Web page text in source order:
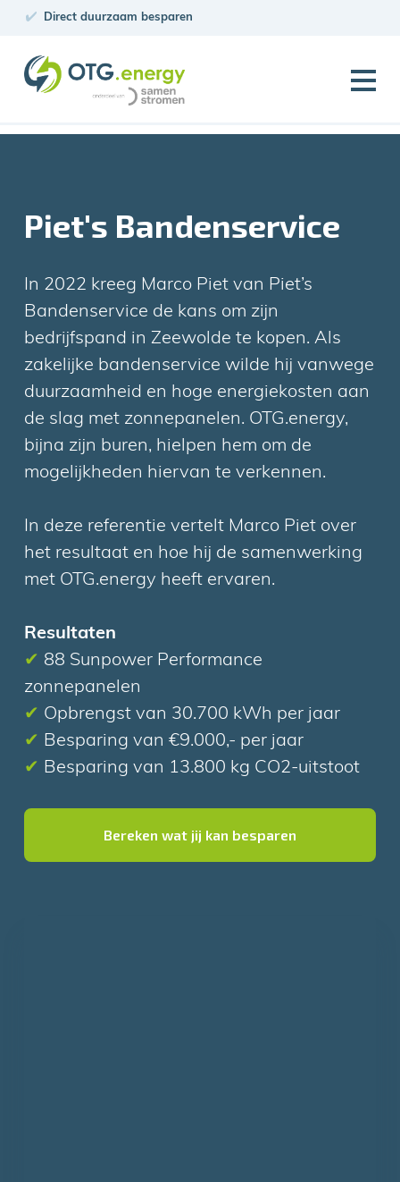
Direct duurzaam besparen
Piet's Bandenservice
In 2022 kreeg Marco Piet van Piet’s
Bandenservice de kans om zijn
bedrijfspand in Zeewolde te kopen. Als
zakelijke bandenservice wilde hij vanwege
duurzaamheid en hoge energiekosten aan
de slag met zonnepanelen. OTG.energy,
bijna zijn buren, hielpen hem om de
mogelijkheden hiervan te verkennen.
In deze referentie vertelt Marco Piet over
het resultaat en hoe hij de samenwerking
met OTG.energy heeft ervaren.
Resultaten
✔ 88 Sunpower Performance
zonnepanelen
✔ Opbrengst van 30.700 kWh per jaar
✔ Besparing van €9.000,- per jaar
✔ Besparing van 13.800 kg CO2-uitstoot
Bereken wat jij kan besparen